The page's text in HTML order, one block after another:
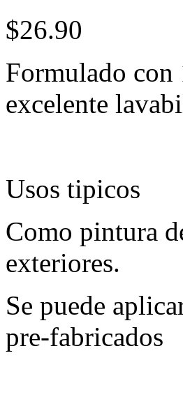
$26.90
Formulado con
excelente
Usos tipicos
Como pintura
exteriores.
Se puede
pre-fabricados